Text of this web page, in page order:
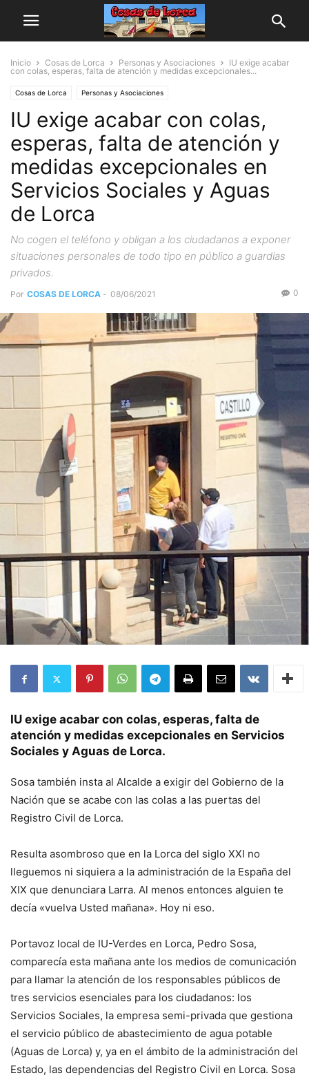
Inicio Cosas de Lorca Personas y Asociaciones
IU exige acabar
con colas, esperas, falta de atención y medidas excepcionales...
Cosas de Lorca Personas y Asociaciones
IU exige acabar con colas,
esperas, falta de atención y
medidas excepcionales en
Servicios Sociales y Aguas
de Lorca
No cogen el teléfono y obligan a los ciudadanos a exponer
situaciones personales de todo tipo en público a guardias
privados.
Por COSAS DE LORCA - 08/06/2021 0
IU exige acabar con colas, esperas, falta de
atención y medidas excepcionales en Servicios
Sociales y Aguas de Lorca.
Sosa también insta al Alcalde a exigir del Gobierno de la
Nación que se acabe con las colas a las puertas del
Registro Civil de Lorca.
Resulta asombroso que en la Lorca del siglo XXI no
lleguemos ni siquiera a la administración de la España del
XIX que denunciara Larra. Al menos entonces alguien te
decía «vuelva Usted mañana». Hoy ni eso.
Portavoz local de IU-Verdes en Lorca, Pedro Sosa,
comparecía esta mañana ante los medios de comunicación
para llamar la atención de los responsables públicos de
tres servicios esenciales para los ciudadanos: los
Servicios Sociales, la empresa semi-privada que gestiona
el servicio público de abastecimiento de agua potable
(Aguas de Lorca) y, ya en el ámbito de la administración del
Estado, las dependencias del Registro Civil en Lorca. Sosa